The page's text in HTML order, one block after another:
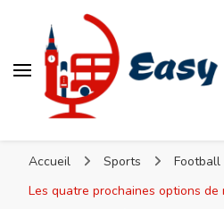
Accueil Sports
Football
Les quatre prochaines options